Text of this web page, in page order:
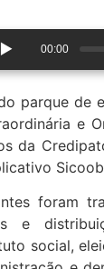
▶️ 00:00
parque de
e
da
foram
e
social,